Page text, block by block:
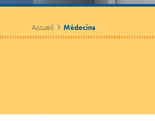
Accueil Médecins